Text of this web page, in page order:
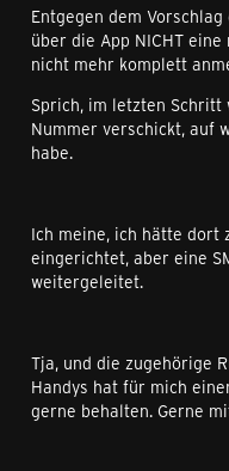
Entgegen dem
über die App NICHT
nicht mehr komplett
Sprich, im letzten
Nummer verschickt, auf
habe.
Ich meine, ich hätte dort
eingerichtet, aber eine
weitergeleitet.
Tja, und die zugehörige
Handys hat für mich
gerne behalten. Gerne